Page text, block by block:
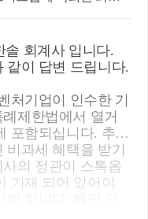
솔 회계사 입니다.
같이 답변 드립니다.
처기업이 인수한 기
제한법에서 열거
포함되십니다. 추가
과세 혜택을 받기
의 정관이 스톡옵
기재 되어 있어야